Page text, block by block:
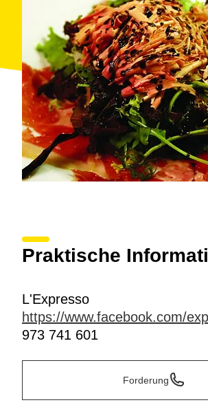
Praktische
L'Expresso
https://www.facebook.com/
973 741 601
Forderung